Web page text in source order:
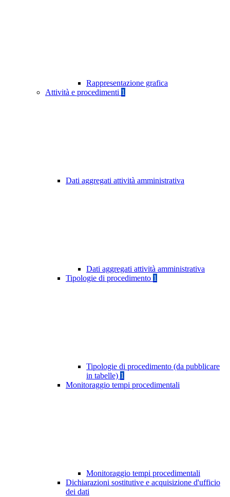
Rappresentazione grafica
Attività e procedimenti 1
Dati aggregati attività amministrativa
Dati aggregati attività amministrativa
Tipologie di procedimento 1
Tipologie di procedimento (da pubblicare
in tabelle) 1
Monitoraggio tempi procedimentali
Monitoraggio tempi procedimentali
Dichiarazioni sostitutive e acquisizione d'ufficio
dei dati